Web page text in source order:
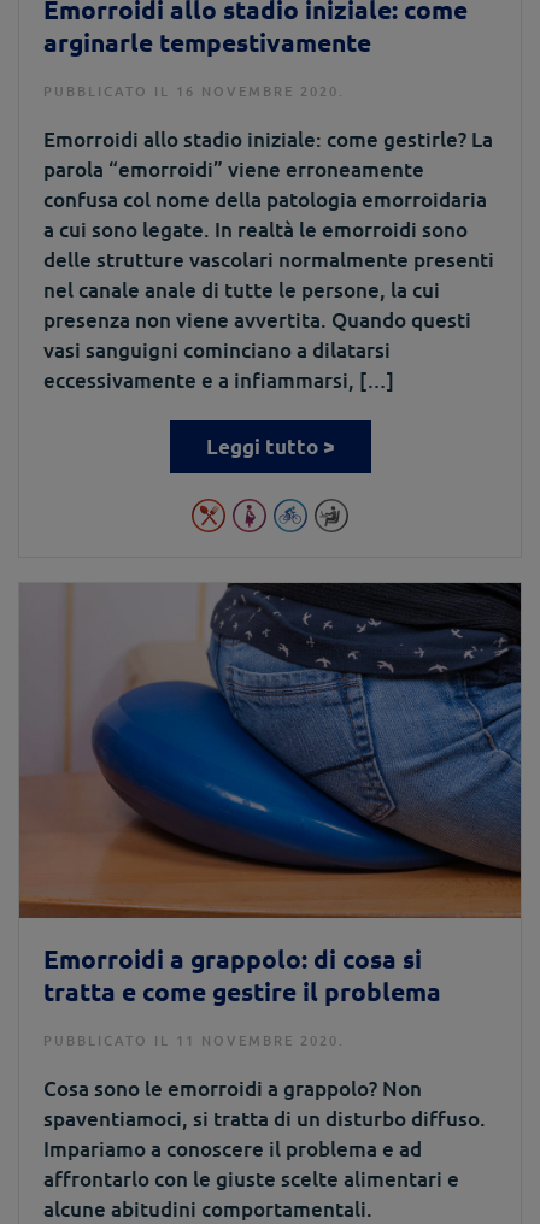
Emorroidi allo stadio iniziale: come
arginarle tempestivamente
PUBBLICATO IL 16 NOVEMBRE 2020.
Emorroidi allo stadio iniziale: come gestirle? La
parola “emorroidi” viene erroneamente
confusa col nome della patologia emorroidaria
a cui sono legate. In realtà le emorroidi sono
delle strutture vascolari normalmente presenti
nel canale anale di tutte le persone, la cui
presenza non viene avvertita. Quando questi
vasi sanguigni cominciano a dilatarsi
eccessivamente e a infiammarsi, […]
Leggi tutto >
Emorroidi a grappolo: di cosa si
tratta e come gestire il problema
PUBBLICATO IL 11 NOVEMBRE 2020.
Cosa sono le emorroidi a grappolo? Non
spaventiamoci, si tratta di un disturbo diffuso.
Impariamo a conoscere il problema e ad
affrontarlo con le giuste scelte alimentari e
alcune abitudini comportamentali.